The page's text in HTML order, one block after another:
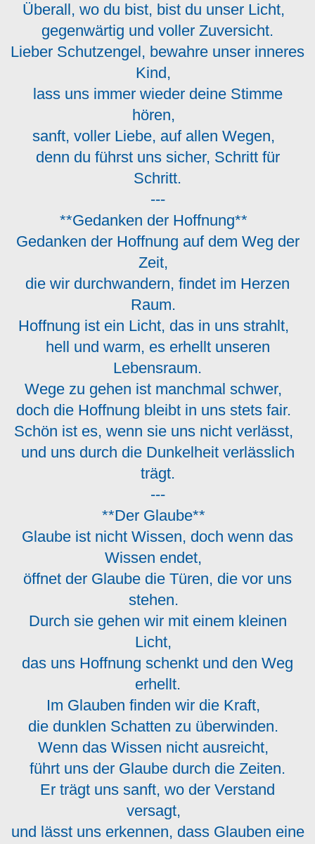
Überall, wo du bist, bist du unser Licht,
gegenwärtig und voller Zuversicht.
Lieber Schutzengel, bewahre unser inneres
Kind,
lass uns immer wieder deine Stimme
hören,
sanft, voller Liebe, auf allen Wegen,
denn du führst uns sicher, Schritt für
Schritt.
---
**Gedanken der Hoffnung**
Gedanken der Hoffnung auf dem Weg der
Zeit,
die wir durchwandern, findet im Herzen
Raum.
Hoffnung ist ein Licht, das in uns strahlt,
hell und warm, es erhellt unseren
Lebensraum.
Wege zu gehen ist manchmal schwer,
doch die Hoffnung bleibt in uns stets fair.
Schön ist es, wenn sie uns nicht verlässt,
und uns durch die Dunkelheit verlässlich
trägt.
---
**Der Glaube**
Glaube ist nicht Wissen, doch wenn das
Wissen endet,
öffnet der Glaube die Türen, die vor uns
stehen.
Durch sie gehen wir mit einem kleinen
Licht,
das uns Hoffnung schenkt und den Weg
erhellt.
Im Glauben finden wir die Kraft,
die dunklen Schatten zu überwinden.
Wenn das Wissen nicht ausreicht,
führt uns der Glaube durch die Zeiten.
Er trägt uns sanft, wo der Verstand
versagt,
und lässt uns erkennen, dass Glauben eine